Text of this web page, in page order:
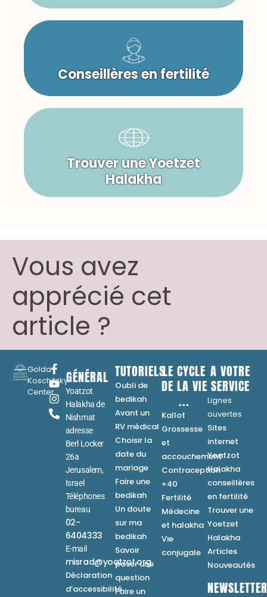
Conseillères en fertilité
Trouver une Yoetzet
Halakha
Vous avez
apprécié cet
article ?
Golda
Koschitzky
Center
GÉNÉRAL
Yoatzot
Halakha de
Nishmat
adresse
Berl Locker
26a
Jerusalem,
Israel
Téléphones
bureau
02-
6404333
E-mail
misrad@yoatzot.org
Déclaration
d’accessibilité
TUTORIELS
Oubli de
bedikah
Avant un
RV médical
Choisir la
date du
mariage
Faire une
bedikah
Un doute
sur ma
bedikah
Savoir
poser une
question
Faire un
LE CYCLE
DE LA VIE
...
Kallot
Grossesse
et
accouchement
Contraception
+40
Fertilité
Médecine
et halakha
Vie
conjugale
A VOTRE
SERVICE
Lignes
ouvertes
Sites
internet
Yoatzot
Halakha
conseillères
en fertilité
Trouver une
Yoetzet
Halakha
Articles
Nouveautés